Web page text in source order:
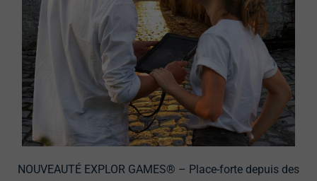
NOUVEAUTÉ EXPLOR GAMES® – Place-forte depuis des